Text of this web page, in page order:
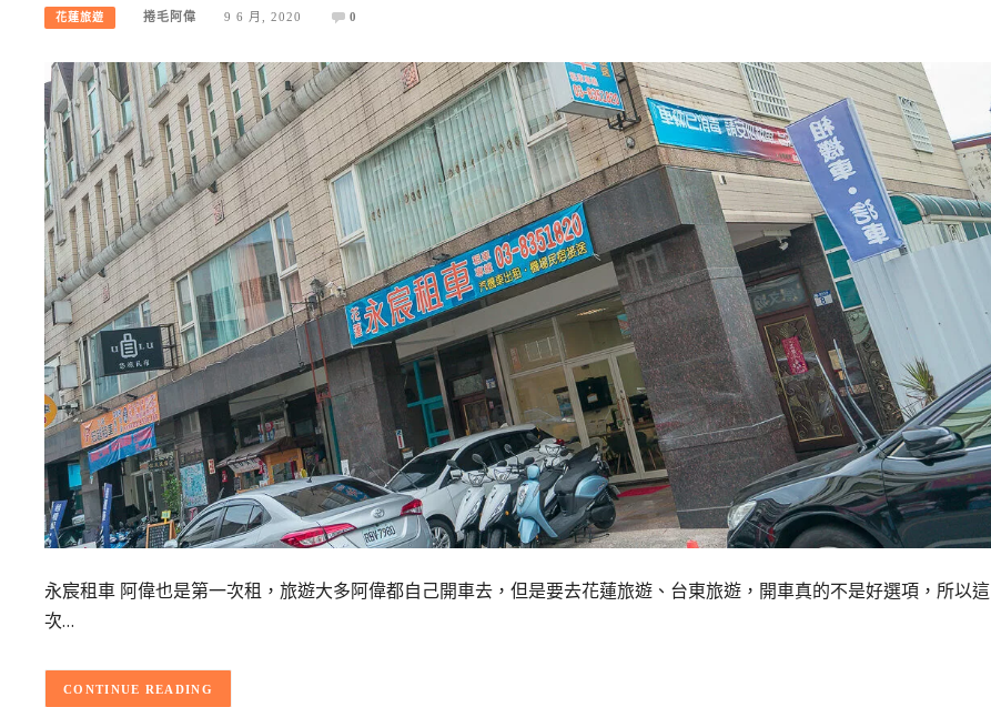
花蓮旅遊 捲毛阿偉 9 6 月, 2020 0
永宸租車 阿偉也是第一次租，旅遊大多阿偉都自己開車去，但是要去花蓮旅遊、台東旅遊，開車真的不是好選項，所以這
次…
CONTINUE READING